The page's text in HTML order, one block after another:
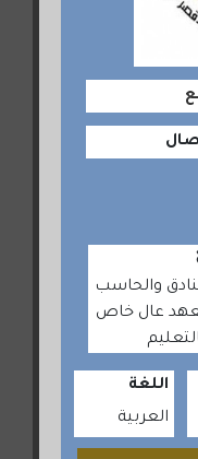
والحاسب
عال خاص
اللغة
العربية